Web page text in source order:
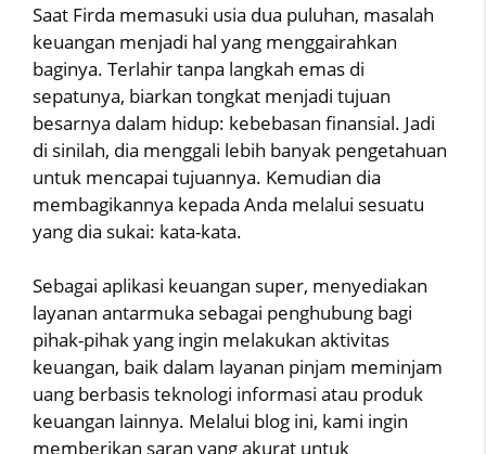
Saat Firda memasuki usia dua puluhan, masalah
keuangan menjadi hal yang menggairahkan
baginya. Terlahir tanpa langkah emas di
sepatunya, biarkan tongkat menjadi tujuan
besarnya dalam hidup: kebebasan finansial. Jadi
di sinilah, dia menggali lebih banyak pengetahuan
untuk mencapai tujuannya. Kemudian dia
membagikannya kepada Anda melalui sesuatu
yang dia sukai: kata-kata.
Sebagai aplikasi keuangan super, menyediakan
layanan antarmuka sebagai penghubung bagi
pihak-pihak yang ingin melakukan aktivitas
keuangan, baik dalam layanan pinjam meminjam
uang berbasis teknologi informasi atau produk
keuangan lainnya. Melalui blog ini, kami ingin
memberikan saran yang akurat untuk